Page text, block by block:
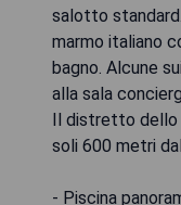
salotto
marmo italiano
bagno. Alcune
alla sala
Il distretto dello
soli 600 metri
- Piscina